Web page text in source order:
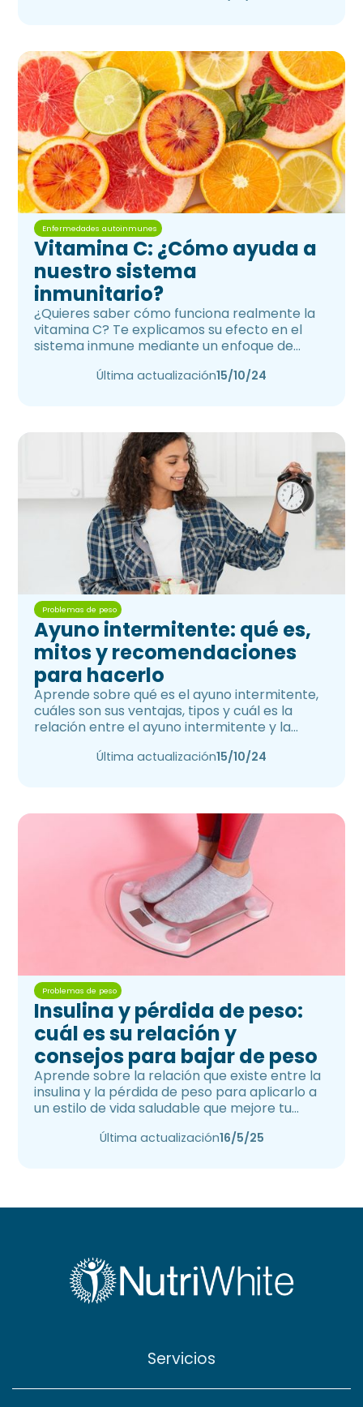
Enfermedades autoinmunes
Vitamina C: ¿Cómo ayuda a
nuestro sistema
inmunitario?
¿Quieres saber cómo funciona realmente la
vitamina C? Te explicamos su efecto en el
sistema inmune mediante un enfoque de
Última actualización15/10/24
Problemas de peso
Ayuno intermitente: qué es,
mitos y recomendaciones
para hacerlo
Aprende sobre qué es el ayuno intermitente,
cuáles son sus ventajas, tipos y cuál es la
relación entre el ayuno intermitente y la
Última actualización15/10/24
Problemas de peso
Insulina y pérdida de peso:
cuál es su relación y
consejos para bajar de peso
Aprende sobre la relación que existe entre la
insulina y la pérdida de peso para aplicarlo a
un estilo de vida saludable que mejore tu
Última actualización16/5/25
Servicios